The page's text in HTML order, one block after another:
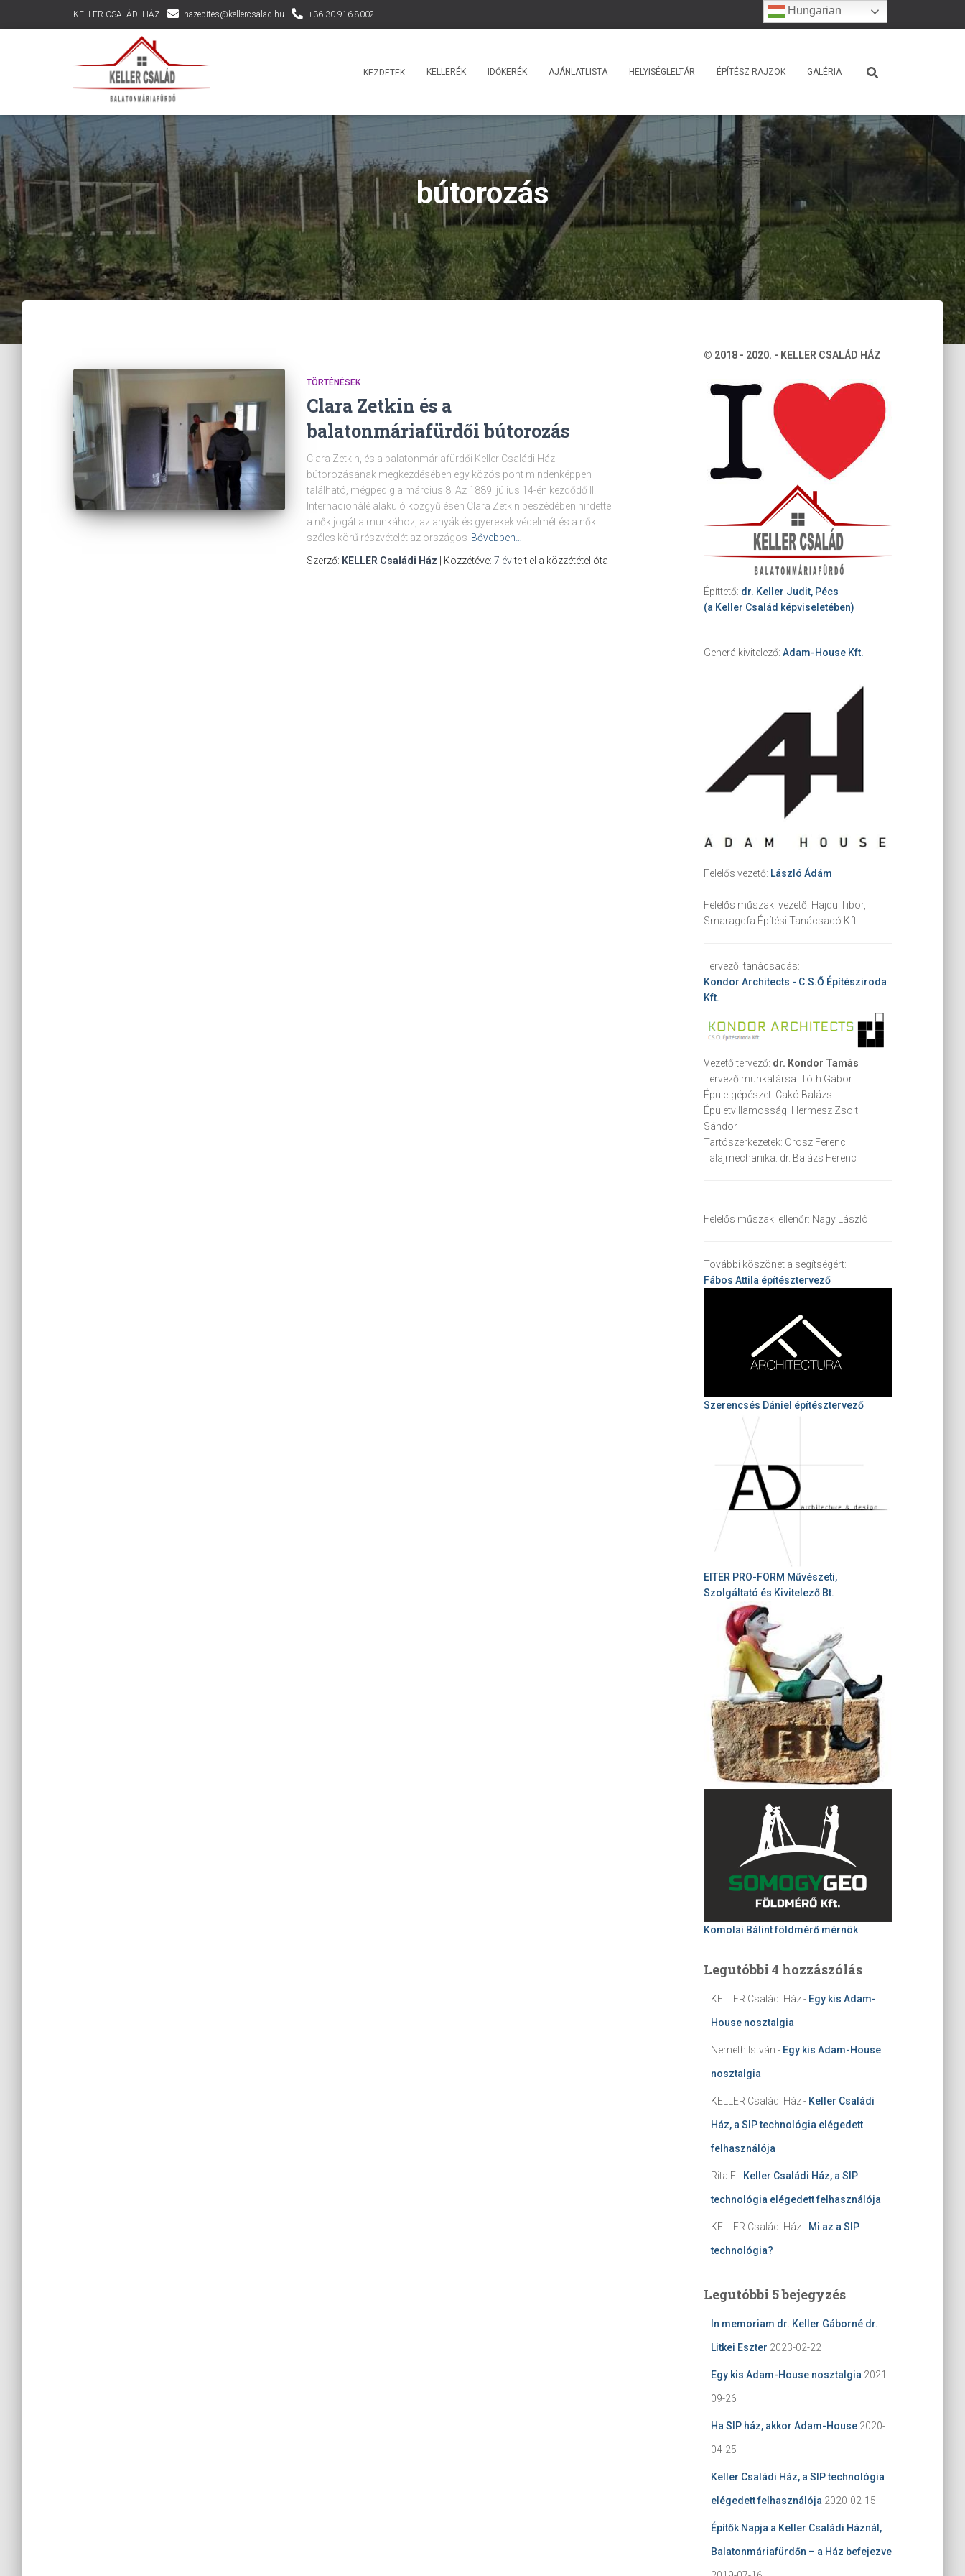
KELLER CSALÁDI HÁZ hazepites@kellercsalad.hu +36 30 916 8002
KEZDETEK KELLERÉK IDŐKERÉK AJÁNLATLISTA HELYISÉGLELTÁR ÉPÍTÉSZ RAJZOK GALÉRIA
bútorozás
TÖRTÉNÉSEK
Clara Zetkin és a
balatonmáriafürdői bútorozás
Clara Zetkin, és a balatonmáriafürdői Keller Családi Ház
bútorozásának megkezdésében egy közös pont mindenképpen
található, mégpedig a március 8. Az 1889. július 14-én kezdődő II.
Internacionálé alakuló közgyűlésén Clara Zetkin beszédében hirdette
a nők jogát a munkához, az anyák és gyerekek védelmét és a nők
széles körű részvételét az országos Bővebben…
Szerző: KELLER Családi Ház | Közzétéve: 7 évtelt el a közzététel óta
© 2018 - 2020. - KELLER CSALÁD HÁZ
Építtető: dr. Keller Judit, Pécs
(a Keller Család képviseletében)
Generálkivitelező: Adam-House Kft.
Felelős vezető: László Ádám
Felelős műszaki vezető: Hajdu Tibor,
Smaragdfa Építési Tanácsadó Kft.
Tervezői tanácsadás:
Kondor Architects - C.S.Ő Építésziroda
Kft.
Vezető tervező: dr. Kondor Tamás
Tervező munkatársa: Tóth Gábor
Épületgépészet: Cakó Balázs
Épületvillamosság: Hermesz Zsolt
Sándor
Tartószerkezetek: Orosz Ferenc
Talajmechanika: dr. Balázs Ferenc
Felelős műszaki ellenőr: Nagy László
További köszönet a segítségért:
Fábos Attila építésztervező
Szerencsés Dániel építésztervező
EITER PRO-FORM Művészeti,
Szolgáltató és Kivitelező Bt.
Komolai Bálint földmérő mérnök
Legutóbbi 4 hozzászólás
KELLER Családi Ház- Egy kis Adam-
House nosztalgia
Nemeth István - Egy kis Adam-House
nosztalgia
KELLER Családi Ház- Keller Családi
Ház, a SIP technológia elégedett
felhasználója
Rita F- Keller Családi Ház, a SIP
technológia elégedett felhasználója
KELLER Családi Ház- Mi az a SIP
technológia?
Legutóbbi 5 bejegyzés
In memoriam dr. Keller Gáborné dr.
Litkei Eszter 2023-02-22
Egy kis Adam-House nosztalgia 2021-
09-26
Ha SIP ház, akkor Adam-House 2020-
04-25
Keller Családi Ház, a SIP technológia
elégedett felhasználója 2020-02-15
Építők Napja a Keller Családi Háznál,
Balatonmáriafürdőn – a Ház befejezve
Hungarian